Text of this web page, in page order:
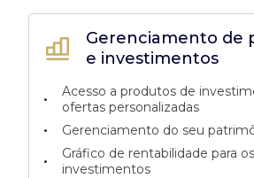
Gerenciamento de
e investimentos
•
Acesso a produtos de
ofertas personalizadas
• Gerenciamento do seu
•
Gráfico de rentabilidade para
investimentos